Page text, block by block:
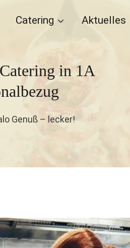
Catering Aktuelles
in 1A
Genuß – lecker!